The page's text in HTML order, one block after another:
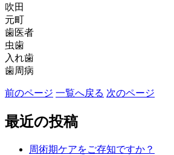
吹田
元町
歯医者
虫歯
入れ歯
歯周病
前のページ 一覧へ戻る 次のページ
最近の投稿
周術期ケアをご存知ですか？